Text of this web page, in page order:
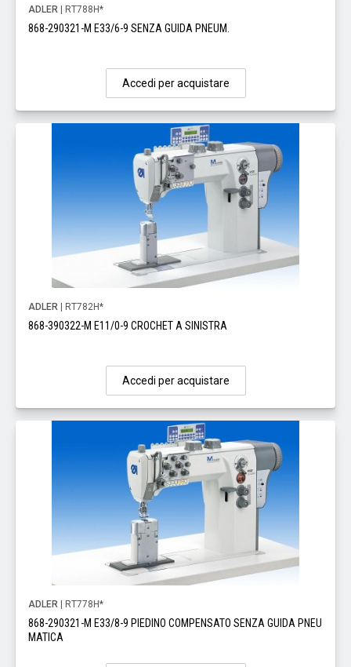
ADLER | RT788H*
868-290321-M E33/6-9 SENZA GUIDA PNEUM.
Accedi per acquistare
ADLER | RT782H*
868-390322-M E11/0-9 CROCHET A SINISTRA
Accedi per acquistare
ADLER | RT778H*
868-290321-M E33/8-9 PIEDINO COMPENSATO SENZA GUIDA PNEU
MATICA